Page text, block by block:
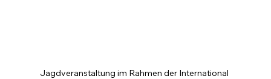
Jagdveranstaltung im Rahmen der International